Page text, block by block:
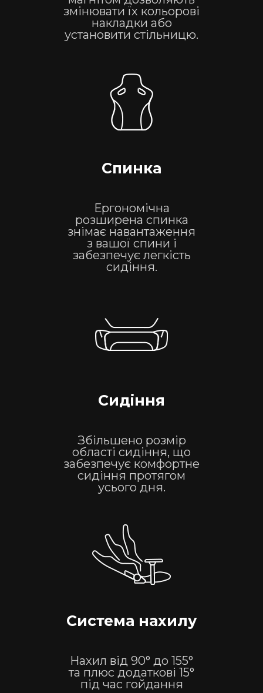
змінювати їх кольорові
накладки або
установити стільницю.
Спинка
Ергономічна
розширена спинка
знімає навантаження
з вашої спини і
забезпечує легкість
сидіння.
Сидіння
Збільшено розмір
області сидіння, що
забезпечує комфортне
сидіння протягом
усього дня.
Система нахилу
Нахил від 90° до 155°
та плюс додаткові 15°
під час гойдання